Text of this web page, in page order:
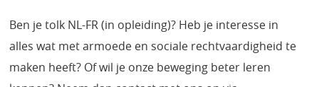
Ben je tolk NL-FR (in opleiding)? Heb je interesse in
alles wat met armoede en sociale rechtvaardigheid te
maken heeft? Of wil je onze beweging beter leren